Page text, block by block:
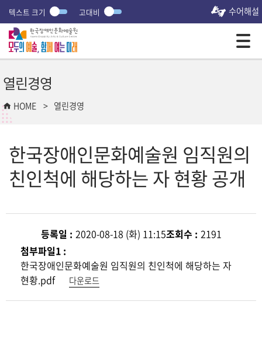
텍스트 크기 고대비 수어해설
열린경영
HOME 열린경영
한국장애인문화예술원 임직원의
친인척에 해당하는 자 현황 공개
등록일 : 2020-08-18 (화) 11:15조회수 : 2191
첨부파일1 :
한국장애인문화예술원 임직원의 친인척에 해당하는 자
현황.pdf
다운로드